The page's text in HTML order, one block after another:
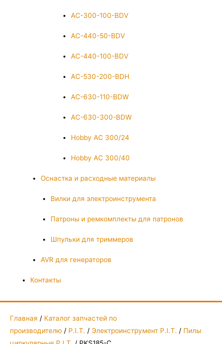
AC-300-100-BDV
AC-440-50-BDV
AC-440-100-BDV
AC-530-200-BDH
AC-630-110-BDW
AC-630-300-BDW
Hobby AC 300/24
Hobby AC 300/40
Оснастка и расходные материалы
Вилки для электроинструмента
Патроны и ремкомплекты для патронов
Шпульки для триммеров
AVR для генераторов
Контакты
Главная / Каталог запчастей по
производителю / P.I.T. / Электроинструмент P.I.T. / Пилы